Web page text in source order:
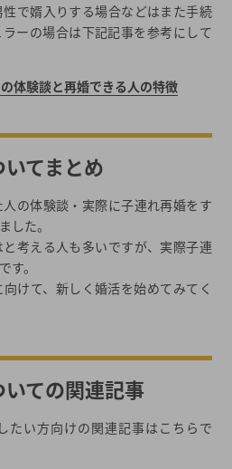
で婿入りする場合などはまた手続
ーの場合は下記記事を参考にして
体験談と再婚できる人の特徴
てまとめ
の体験談・実際に子連れ再婚をす
した。
考える人も多いですが、実際子連
す。
けて、新しく婚活を始めてみてく
ての関連記事
たい方向けの関連記事はこちらで